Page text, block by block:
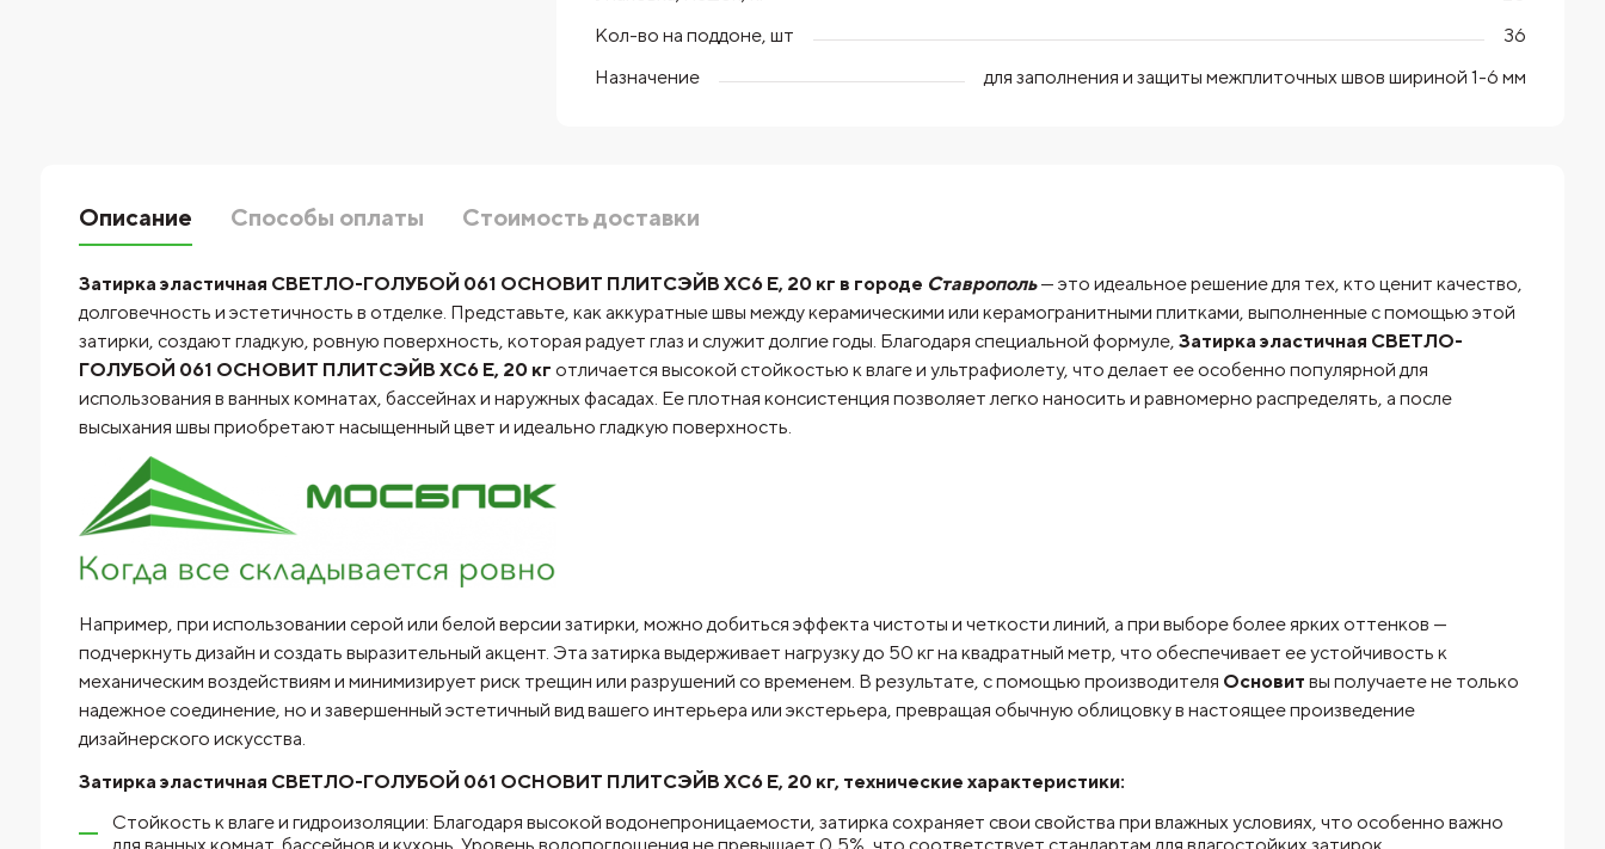
Кол-во на поддоне, шт
36
Назначение
для заполнения и защиты межплиточных швов шириной 1-6 мм
Описание Способы оплаты Стоимость доставки
Затирка эластичная СВЕТЛО-ГОЛУБОЙ 061 ОСНОВИТ ПЛИТСЭЙВ XC6 Е, 20 кг в городе Ставрополь — это идеальное решение для тех, кто ценит качество,
долговечность и эстетичность в отделке. Представьте, как аккуратные швы между керамическими или керамогранитными плитками, выполненные с помощью этой
затирки, создают гладкую, ровную поверхность, которая радует глаз и служит долгие годы. Благодаря специальной формуле, Затирка эластичная СВЕТЛО-
ГОЛУБОЙ 061 ОСНОВИТ ПЛИТСЭЙВ XC6 Е, 20 кг отличается высокой стойкостью к влаге и ультрафиолету, что делает ее особенно популярной для
использования в ванных комнатах, бассейнах и наружных фасадах. Ее плотная консистенция позволяет легко наносить и равномерно распределять, а после
высыхания швы приобретают насыщенный цвет и идеально гладкую поверхность.
Например, при использовании серой или белой версии затирки, можно добиться эффекта чистоты и четкости линий, а при выборе более ярких оттенков —
подчеркнуть дизайн и создать выразительный акцент. Эта затирка выдерживает нагрузку до 50 кг на квадратный метр, что обеспечивает ее устойчивость к
механическим воздействиям и минимизирует риск трещин или разрушений со временем. В результате, с помощью производителя Основит вы получаете не только
надежное соединение, но и завершенный эстетичный вид вашего интерьера или экстерьера, превращая обычную облицовку в настоящее произведение
дизайнерского искусства.
Затирка эластичная СВЕТЛО-ГОЛУБОЙ 061 ОСНОВИТ ПЛИТСЭЙВ XC6 Е, 20 кг, технические характеристики:
Стойкость к влаге и гидроизоляции: Благодаря высокой водонепроницаемости, затирка сохраняет свои свойства при влажных условиях, что особенно важно